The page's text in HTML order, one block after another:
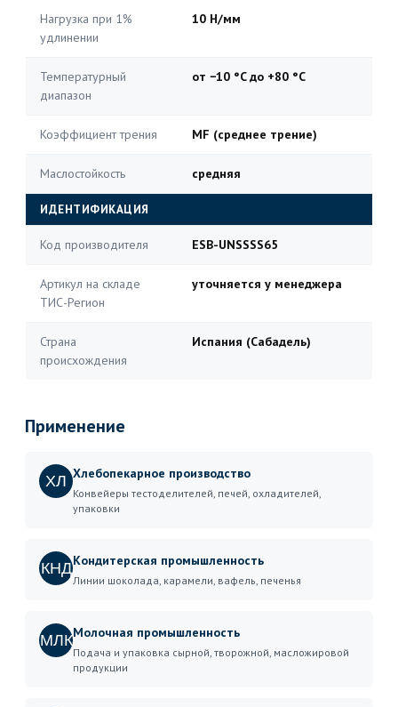
Нагрузка при 1%
удлинении
10 Н/мм
Температурный
диапазон
от −10 °C до +80 °C
Коэффициент трения MF (среднее трение)
Маслостойкость средняя
ИДЕНТИФИКАЦИЯ
Код производителя ESB-UNSSSS65
Артикул на складе
ТИС-Регион
уточняется у менеджера
Страна
происхождения
Испания (Сабадель)
Применение
ХЛ Хлебопекарное производство
Конвейеры тестоделителей, печей, охладителей,
упаковки
КНДКондитерская промышленность
Линии шоколада, карамели, вафель, печенья
МЛКМолочная промышленность
Подача и упаковка сырной, творожной, масложировой
продукции